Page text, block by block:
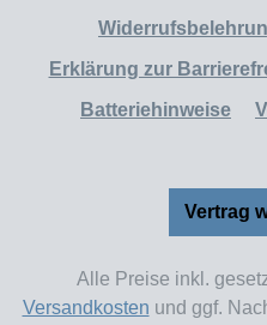
Erklärung zur
Batteriehinweise
Vertrag
Alle Preise inkl.
Versandkosten und ggf.